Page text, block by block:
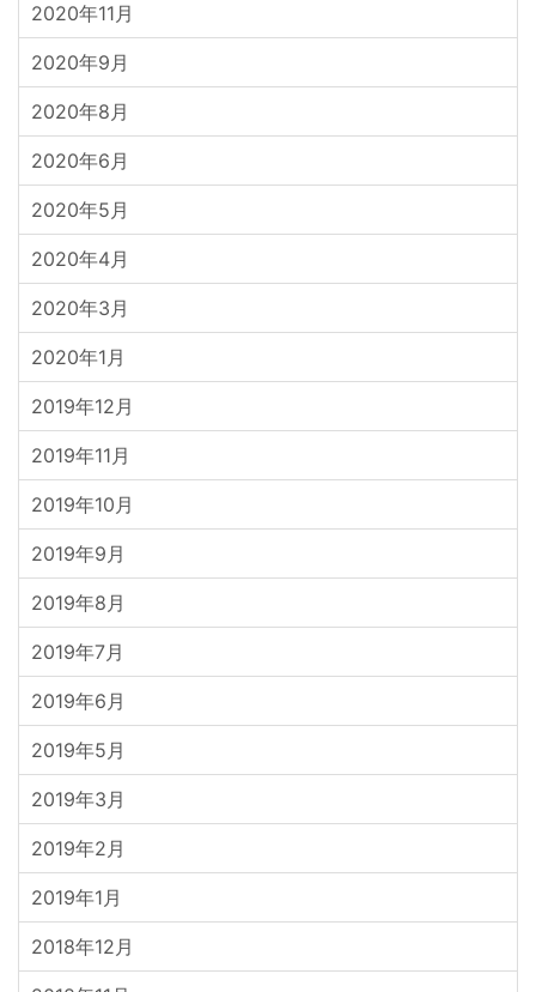
2020年11月
2020年9月
2020年8月
2020年6月
2020年5月
2020年4月
2020年3月
2020年1月
2019年12月
2019年11月
2019年10月
2019年9月
2019年8月
2019年7月
2019年6月
2019年5月
2019年3月
2019年2月
2019年1月
2018年12月